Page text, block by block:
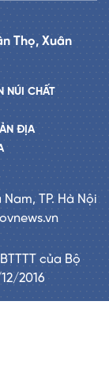
Thọ, Xuân
NÚI CHẤT
ĐỊA
TP. Hà Nội
của Bộ
2016